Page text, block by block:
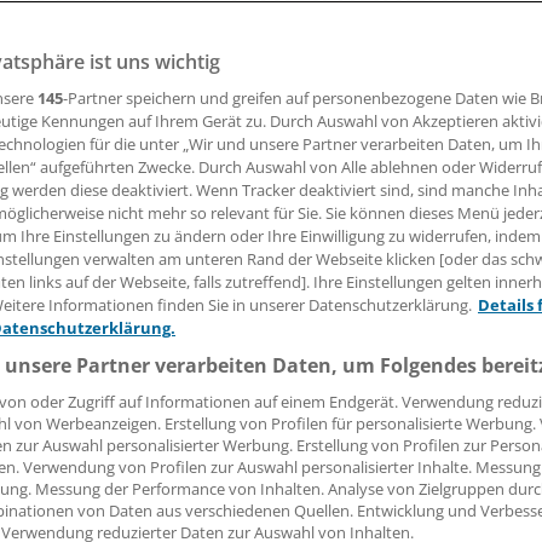
eine Strategie, mit subjektiv erlebten Kränkungen
der Polizeipsychologe Adolf Gallwitz.
13:35 Uhr
haben nach Ansicht des Polizeipsychologen Adolf
wiedem in Heidelberg
Untergehens gesucht“, sagte Gallwitz dem
„Ein Suizid war ihm letztlich einfach zu banal.“ Die
und „auch nicht immer nur Leute, die schwer
sind teilweise Leute, die Mitglieder von Vereinen sind,
ist uns wichtig
145-Partner speichern und greifen auf personenbezogene Daten wie
Kennungen auf Ihrem Gerät zu. Durch Auswahl von Akzeptieren
für die unter „Wir und unsere Partner verarbeiten Daten, um
aufgeführten Zwecke. Durch Auswahl von Alle ablehnen oder
werden diese deaktiviert. Wenn Tracker deaktiviert sind, sind manche
nicht mehr so relevant für Sie. Sie können dieses Menü
Ihre Einstellungen zu ändern oder Ihre Einwilligung zu widerrufen, indem
verwalten am unteren Rand der Webseite klicken [oder das
links auf der Webseite, falls zutreffend]. Ihre Einstellungen gelten
Informationen finden Sie in unserer Datenschutzerklärung. Details
Partner verarbeiten Daten, um Folgendes
oder Zugriff auf Informationen auf einem Endgerät. Verwendung
von Werbeanzeigen. Erstellung von Profilen für personalisierte
zur Auswahl personalisierter Werbung. Erstellung von Profilen zur
Verwendung von Profilen zur Auswahl personalisierter Inhalte.
Messung der Performance von Inhalten. Analyse von Zielgruppen
von Daten aus verschiedenen Quellen. Entwicklung und
reduzierter Daten zur Auswahl von Inhalten.